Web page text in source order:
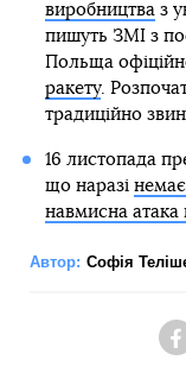
виробництваз
пишуть ЗМІ з
Польща
ракету.
традиційно
16 листопада
що наразі
навмисна
Автор: Софія